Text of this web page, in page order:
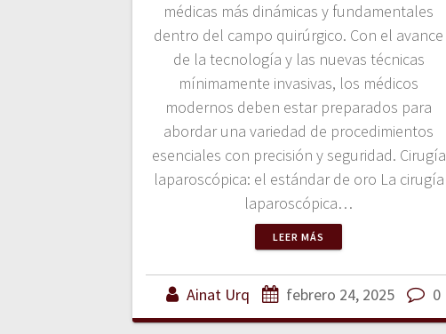
médicas más dinámicas y fundamentales
dentro del campo quirúrgico. Con el avance
de la tecnología y las nuevas técnicas
mínimamente invasivas, los médicos
modernos deben estar preparados para
abordar una variedad de procedimientos
esenciales con precisión y seguridad. Cirugía
laparoscópica: el estándar de oro La cirugía
laparoscópica…
LEER MÁS
Ainat Urq febrero 24, 2025 0